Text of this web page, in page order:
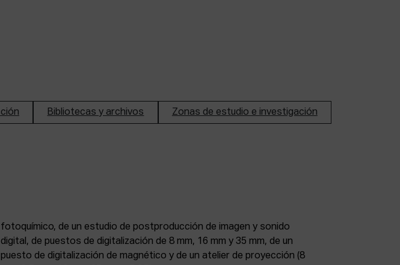
Bibliotecas y archivos Zonas de estudio e investigación